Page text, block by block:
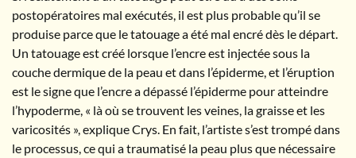
postopératoires mal exécutés, il est plus probable qu’il se
produise parce que le tatouage a été mal encré dès le départ.
Un tatouage est créé lorsque l’encre est injectée sous la
couche dermique de la peau et dans l’épiderme, et l’éruption
est le signe que l’encre a dépassé l’épiderme pour atteindre
l’hypoderme, « là où se trouvent les veines, la graisse et les
varicosités », explique Crys. En fait, l’artiste s’est trompé dans
le processus, ce qui a traumatisé la peau plus que nécessaire